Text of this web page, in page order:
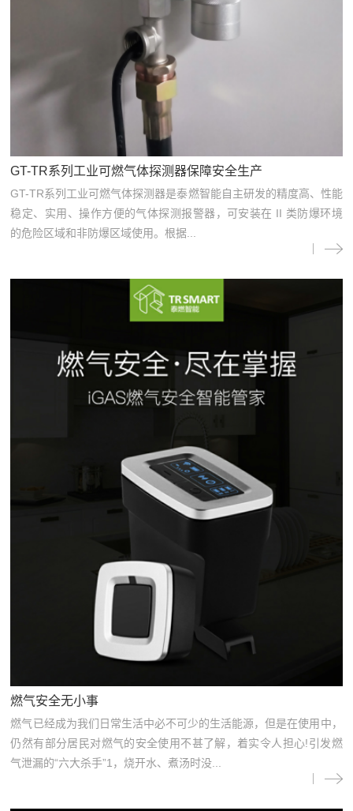
GT-TR系列工业可燃气体探测器保障安全生产
GT-TR系列工业可燃气体探测器是泰燃智能自主研发的精度高、性能
稳定、实用、操作方便的气体探测报警器，可安装在 II 类防爆环境
的危险区域和非防爆区域使用。根据...
燃气安全无小事
燃气已经成为我们日常生活中必不可少的生活能源，但是在使用中，
仍然有部分居民对燃气的安全使用不甚了解，着实令人担心!引发燃
气泄漏的“六大杀手”1，烧开水、煮汤时没...